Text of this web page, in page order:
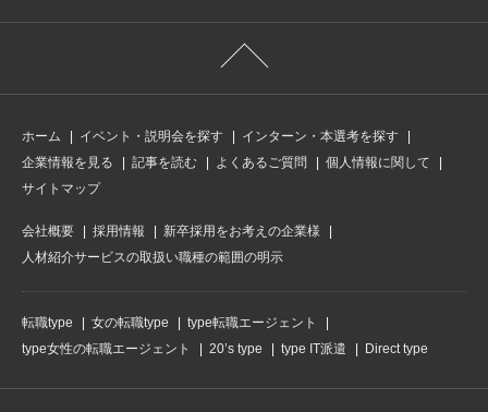
ホーム イベント・説明会を探す
インターン・本選考を探す
企業情報を見る
記事を読む よくあるご質問
個人情報に関して
サイトマップ
会社概要 採用情報
新卒採用をお考えの企業様
人材紹介サービスの取扱い職種の範囲の明示
転職type 女の転職type
type転職エージェント
type女性の転職エージェント
20’s type type IT派遣 Direct type